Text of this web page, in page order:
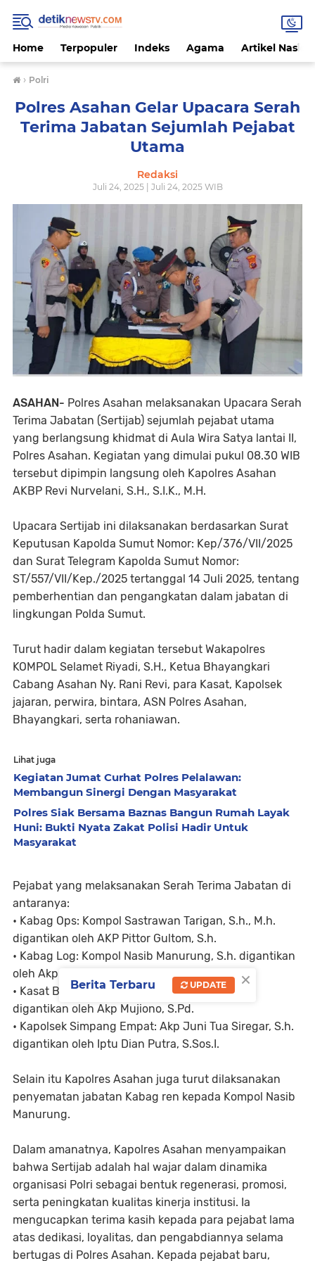
Home Terpopuler Indeks Agama Artikel
› Polri‎
Polres Asahan Gelar Upacara Serah
Terima Jabatan Sejumlah Pejabat
Utama
Redaksi
Juli 24, 2025 | Juli 24, 2025 WIB
ASAHAN- Polres Asahan melaksanakan Upacara Serah
Terima Jabatan (Sertijab) sejumlah pejabat utama
yang berlangsung khidmat di Aula Wira Satya lantai II,
Polres Asahan. Kegiatan yang dimulai pukul 08.30 WIB
tersebut dipimpin langsung oleh Kapolres Asahan
AKBP Revi Nurvelani, S.H., S.I.K., M.H.
Upacara Sertijab ini dilaksanakan berdasarkan Surat
Keputusan Kapolda Sumut Nomor: Kep/376/VII/2025
dan Surat Telegram Kapolda Sumut Nomor:
ST/557/VII/Kep./2025 tertanggal 14 Juli 2025, tentang
pemberhentian dan pengangkatan dalam jabatan di
lingkungan Polda Sumut.
Turut hadir dalam kegiatan tersebut Wakapolres
KOMPOL Selamet Riyadi, S.H., Ketua Bhayangkari
Cabang Asahan Ny. Rani Revi, para Kasat, Kapolsek
jajaran, perwira, bintara, ASN Polres Asahan,
Bhayangkari, serta rohaniawan.
Lihat juga
Kegiatan Jumat Curhat Polres Pelalawan:
Membangun Sinergi Dengan Masyarakat
Polres Siak Bersama Baznas Bangun Rumah Layak
Huni: Bukti Nyata Zakat Polisi Hadir Untuk
Masyarakat
Pejabat yang melaksanakan Serah Terima Jabatan di
antaranya:
• Kabag Ops: Kompol Sastrawan Tarigan, S.h., M.h.
digantikan oleh AKP Pittor Gultom, S.h.
• Kabag Log: Kompol Nasib Manurung, S.h. digantikan
oleh Akp Jonny Panjaitan.
• Kasat Binmas: Akp Freddi Rudolf Saragi, S.h.
digantikan oleh Akp Mujiono, S.Pd.
• Kapolsek Simpang Empat: Akp Juni Tua Siregar, S.h.
digantikan oleh Iptu Dian Putra, S.Sos.I.
Selain itu Kapolres Asahan juga turut dilaksanakan
penyematan jabatan Kabag ren kepada Kompol Nasib
Manurung.
Dalam amanatnya, Kapolres Asahan menyampaikan
bahwa Sertijab adalah hal wajar dalam dinamika
organisasi Polri sebagai bentuk regenerasi, promosi,
serta peningkatan kualitas kinerja institusi. Ia
mengucapkan terima kasih kepada para pejabat lama
atas dedikasi, loyalitas, dan pengabdiannya selama
bertugas di Polres Asahan. Kepada pejabat baru,
×
Berita Terbaru UPDATE